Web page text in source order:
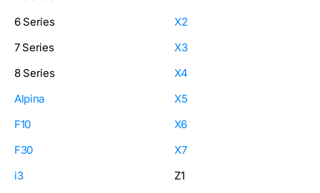
6 Series
7 Series
8 Series
Alpina
F10
F30
i3
X2
X3
X4
X5
X6
X7
Z1